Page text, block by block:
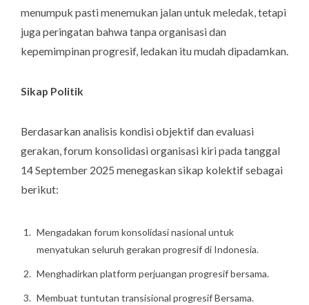
menumpuk pasti menemukan jalan untuk meledak, tetapi
juga peringatan bahwa tanpa organisasi dan
kepemimpinan progresif, ledakan itu mudah dipadamkan.
Sikap Politik
Berdasarkan analisis kondisi objektif dan evaluasi
gerakan, forum konsolidasi organisasi kiri pada tanggal
14 September 2025 menegaskan sikap kolektif sebagai
berikut:
Mengadakan forum konsolidasi nasional untuk
menyatukan seluruh gerakan progresif di Indonesia.
Menghadirkan platform perjuangan progresif bersama.
Membuat tuntutan transisional progresif Bersama.